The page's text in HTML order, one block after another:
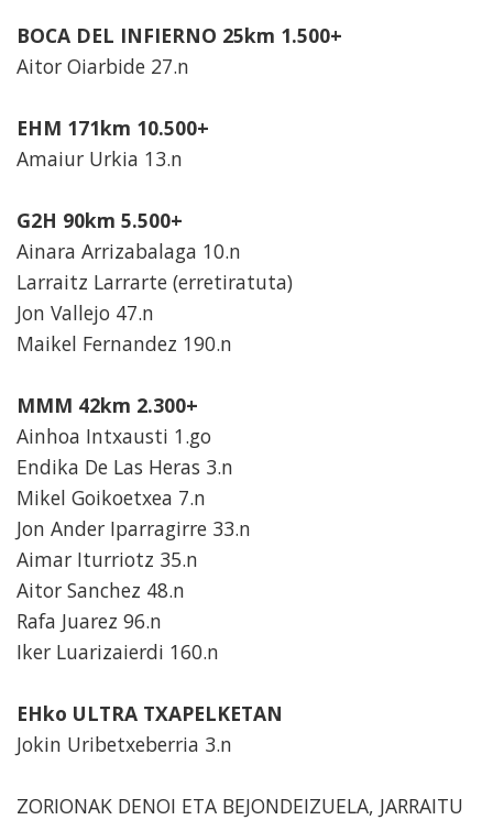
BOCA DEL INFIERNO 25km 1.500+
Aitor Oiarbide 27.n
EHM 171km 10.500+
Amaiur Urkia 13.n
G2H 90km 5.500+
Ainara Arrizabalaga 10.n
Larraitz Larrarte (erretiratuta)
Jon Vallejo 47.n
Maikel Fernandez 190.n
MMM 42km 2.300+
Ainhoa Intxausti 1.go
Endika De Las Heras 3.n
Mikel Goikoetxea 7.n
Jon Ander Iparragirre 33.n
Aimar Iturriotz 35.n
Aitor Sanchez 48.n
Rafa Juarez 96.n
Iker Luarizaierdi 160.n
EHko ULTRA TXAPELKETAN
Jokin Uribetxeberria 3.n
ZORIONAK DENOI ETA BEJONDEIZUELA, JARRAITU